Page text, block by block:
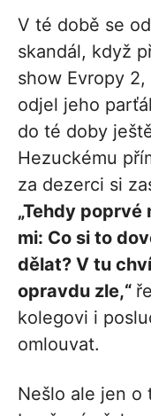
V té době se
skandál, když
show Evropy
odjel jeho
do té doby
Hezuckému
za dezerci si
„Tehdy
mi: Co si to
dělat? V tu
opravdu zle,“
kolegovi i
omlouvat.
Nešlo ale jen o